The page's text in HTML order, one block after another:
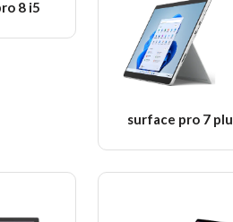
8 i5
surface pro 7